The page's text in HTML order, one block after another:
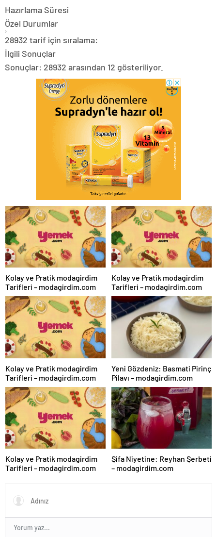
Hazırlama Süresi
Özel Durumlar
28932 tarif için sıralama:
İlgili Sonuçlar
Sonuçlar: 28932 arasından 12 gösteriliyor.
Kolay ve Pratik modagirdim
Tarifleri – modagirdim.com
Kolay ve Pratik modagirdim
Tarifleri – modagirdim.com
Kolay ve Pratik modagirdim
Tarifleri – modagirdim.com
Yeni Gözdeniz: Basmati Pirinç
Pilavı – modagirdim.com
Kolay ve Pratik modagirdim
Tarifleri – modagirdim.com
Şifa Niyetine: Reyhan Şerbeti
– modagirdim.com